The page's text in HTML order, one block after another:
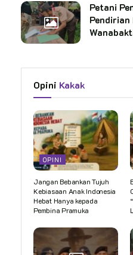
Petani
Pendirian
Opini Kakak
OPINI
Jangan Bebankan Tujuh
Kebiasaan Anak Indonesia
Hebat Hanya kepada
Pembina Pramuka